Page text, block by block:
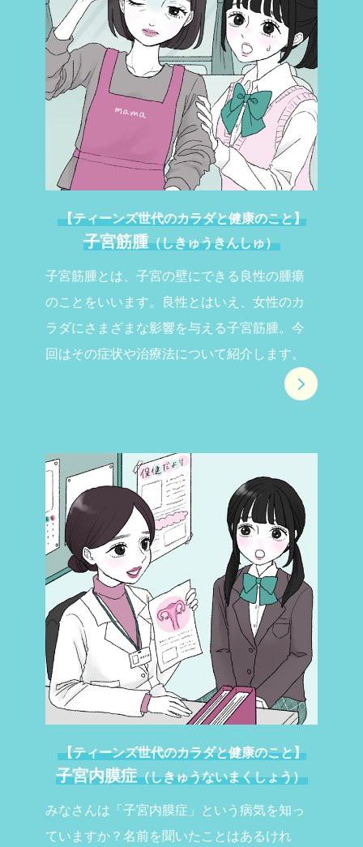
【ティーンズ世代のカラダと健康のこと】
子宮筋腫（しきゅうきんしゅ）
子宮筋腫とは、子宮の壁にできる良性の腫瘍
のことをいいます。良性とはいえ、女性のカ
ラダにさまざまな影響を与える子宮筋腫。今
回はその症状や治療法について紹介します。
【ティーンズ世代のカラダと健康のこと】
子宮内膜症（しきゅうないまくしょう）
みなさんは「子宮内膜症」という病気を知っ
ていますか？名前を聞いたことはあるけれ